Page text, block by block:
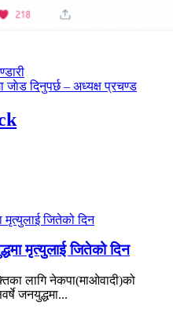
जाेड दिनुपर्छ – अध्यक्ष प्रचण्ड
मृत्युलाई जितेको दिन
लागि नेकपा(माओवादी)को
जनयुद्धमा...